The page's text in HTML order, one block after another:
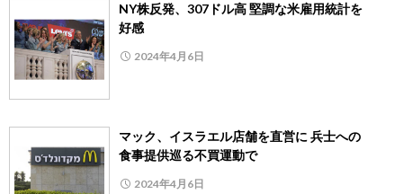
NY株反発、307ドル高 堅調な米雇用統計を
好感
2024年4月6日
マック、イスラエル店舗を直営に 兵士への
食事提供巡る不買運動で
2024年4月6日